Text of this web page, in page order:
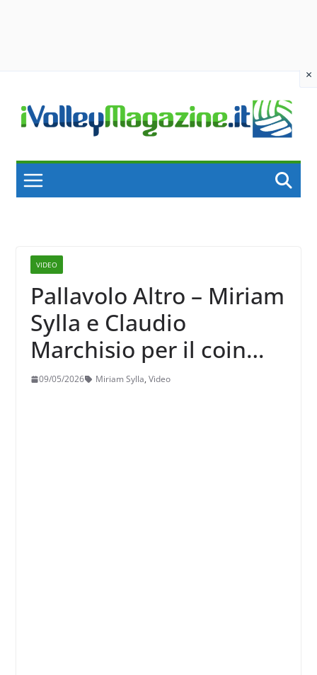
×
content
VIDEO
Pallavolo Altro – Miriam
Sylla e Claudio
Marchisio per il coin
toss sul Centrale del
09/05/2026 Miriam Sylla, Video